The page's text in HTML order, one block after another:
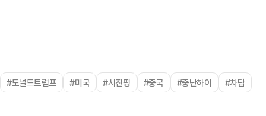
#도널드트럼프 #미국 #시진핑 #중국 #중난하이 #차담